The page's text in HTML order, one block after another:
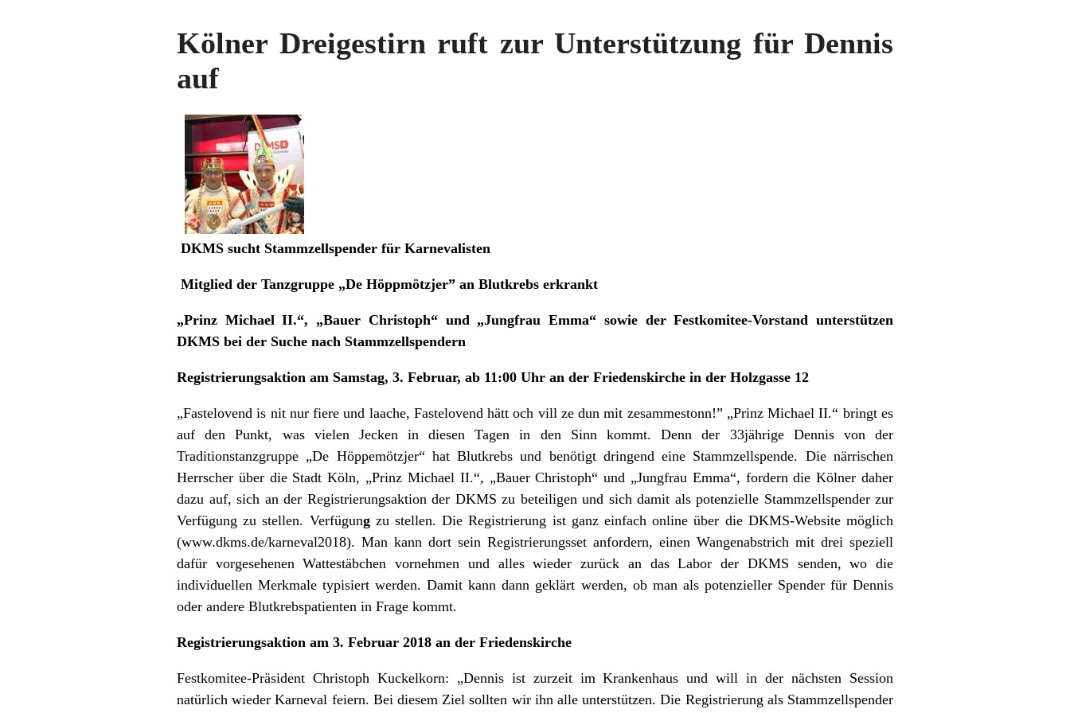
Kölner Dreigestirn ruft zur Unterstützung für Dennis
auf
DKMS sucht Stammzellspender für Karnevalisten
Mitglied der Tanzgruppe „De Höppmötzjer” an Blutkrebs erkrankt
„Prinz Michael II.“, „Bauer Christoph“ und „Jungfrau Emma“ sowie der Festkomitee-Vorstand unterstützen
DKMS bei der Suche nach Stammzellspendern
Registrierungsaktion am Samstag, 3. Februar, ab 11:00 Uhr an der Friedenskirche in der Holzgasse 12
„Fastelovend is nit nur fiere und laache, Fastelovend hätt och vill ze dun mit zesammestonn!” „Prinz Michael II.“ bringt es
auf den Punkt, was vielen Jecken in diesen Tagen in den Sinn kommt. Denn der 33jährige Dennis von der
Traditionstanzgruppe „De Höppemötzjer“ hat Blutkrebs und benötigt dringend eine Stammzellspende. Die närrischen
Herrscher über die Stadt Köln, „Prinz Michael II.“, „Bauer Christoph“ und „Jungfrau Emma“, fordern die Kölner daher
dazu auf, sich an der Registrierungsaktion der DKMS zu beteiligen und sich damit als potenzielle Stammzellspender zur
Verfügung zu stellen. Verfügungzu stellen. Die Registrierung ist ganz einfach online über die DKMS-Website möglich
(www.dkms.de/karneval2018). Man kann dort sein Registrierungsset anfordern, einen Wangenabstrich mit drei speziell
dafür vorgesehenen Wattestäbchen vornehmen und alles wieder zurück an das Labor der DKMS senden, wo die
individuellen Merkmale typisiert werden. Damit kann dann geklärt werden, ob man als potenzieller Spender für Dennis
oder andere Blutkrebspatienten in Frage kommt.
Registrierungsaktion am 3. Februar 2018 an der Friedenskirche
Festkomitee-Präsident Christoph Kuckelkorn: „Dennis ist zurzeit im Krankenhaus und will in der nächsten Session
natürlich wieder Karneval feiern. Bei diesem Ziel sollten wir ihn alle unterstützen. Die Registrierung als Stammzellspender